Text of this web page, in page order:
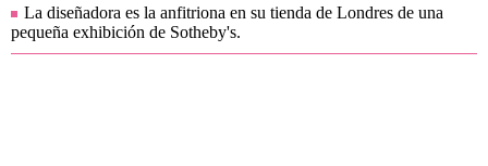
La diseñadora es la anfitriona en su tienda de Londres de una
pequeña exhibición de Sotheby's.